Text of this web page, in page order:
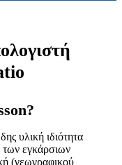
υλική ιδιότητα
των εγκάρσιων
(γεωγραφικού